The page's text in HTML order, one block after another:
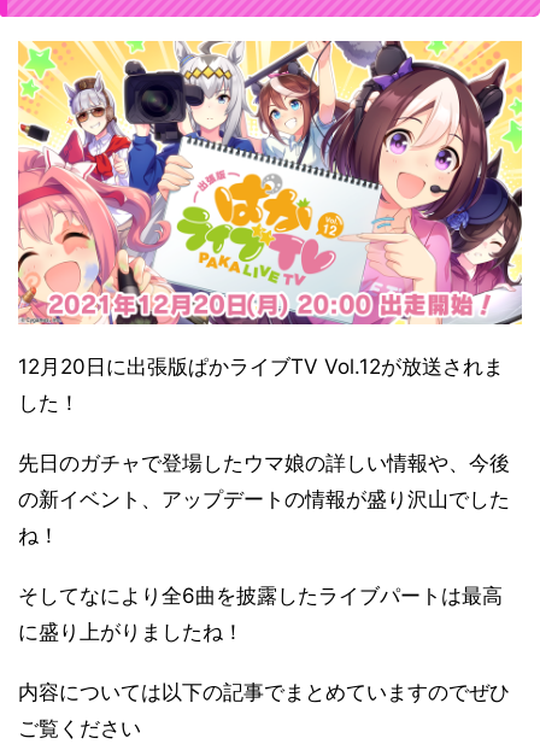
12月20日に出張版ぱかライブTV Vol.12が放送されま
した！
先日のガチャで登場したウマ娘の詳しい情報や、今後
の新イベント、アップデートの情報が盛り沢山でした
ね！
そしてなにより全6曲を披露したライブパートは最高
に盛り上がりましたね！
内容については以下の記事でまとめていますのでぜひ
ご覧ください